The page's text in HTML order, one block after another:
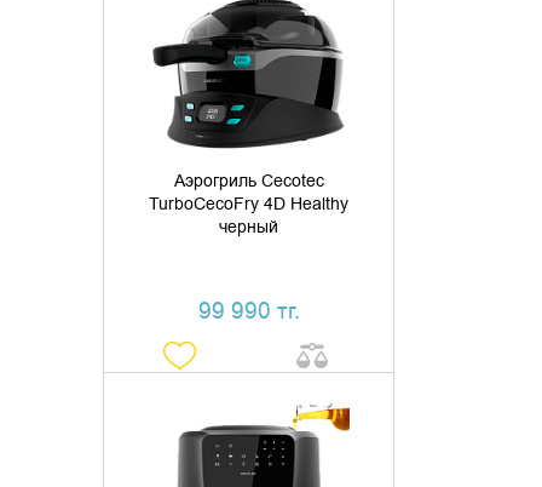
Аэрогриль Cecotec
TurboCecoFry 4D Healthy
черный
99 990 тг.
ДОБАВИТЬ В КОРЗИНУ
КУПИТЬ В 1 КЛИК
ДОБАВИТЬ В КОРЗИНУ